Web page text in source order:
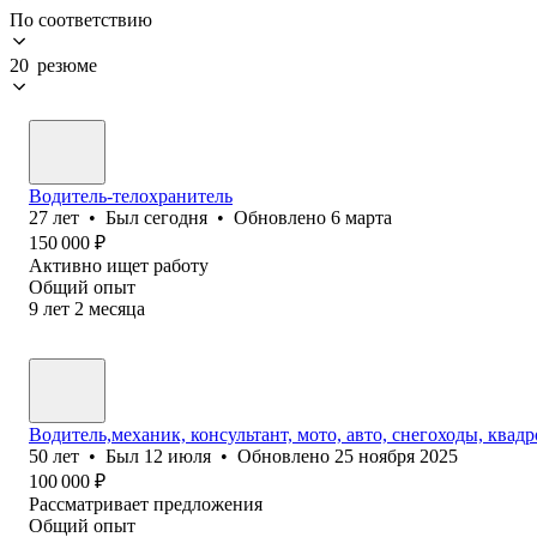
По соответствию
20 резюме
Водитель-телохранитель
27 лет • Был сегодня • Обновлено 6 марта
150 000 ₽
Активно ищет работу
Общий опыт
9 лет 2 месяца
Водитель,механик, консультант, мото, авто, снегоходы,
50 лет • Был 12 июля • Обновлено 25 ноября 2025
100 000 ₽
Рассматривает предложения
Общий опыт